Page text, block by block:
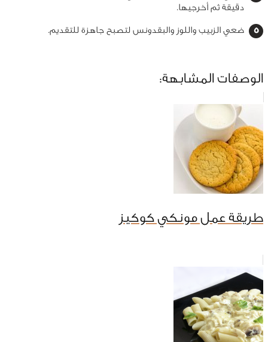
دقيقة ثم أخرجيها.
ضعي الزبيب واللوز والبقدونس لتصبح جاهزة للتقديم.
الوصفات المشابهة:
طريقة عمل مونكي كوكيز